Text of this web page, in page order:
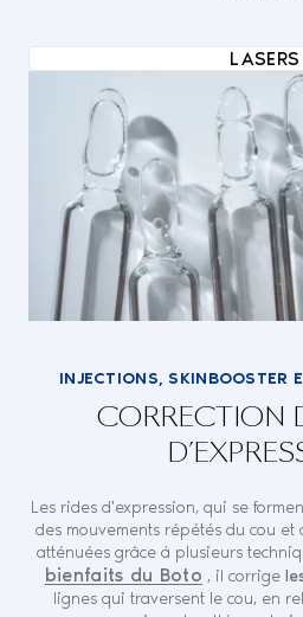
LASERS
INJECTIONS, SKINBOOSTER
CORRECTION
Les rides d'expression, qui se
des mouvements répétés du cou
atténuées grâce à plusieurs
bienfaits du Boto , il corrige
lignes qui traversent le cou, en